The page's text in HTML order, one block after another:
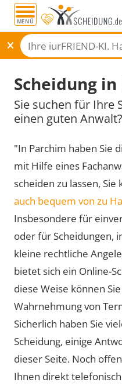
MENÜ
Scheidung
Sie suchen für Ihre
einen guten Anwalt?
"In Parchim haben Sie
mit Hilfe eines
scheiden zu lassen, Sie
auch bequem von zu
Insbesondere für
oder für Scheidungen,
kleine rechtliche
bietet sich ein Online-
diese Weise können
Wahrnehmung von
Sicherlich haben Sie
Scheidung, einige
dieser Seite. Noch
Ihnen direkt